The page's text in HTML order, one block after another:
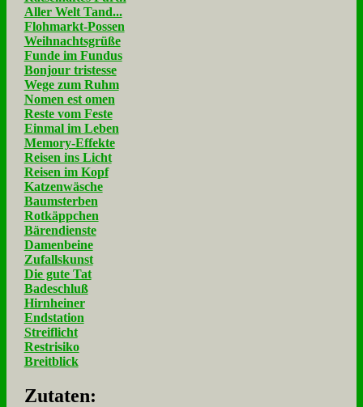
Aller Welt Tand...
Flohmarkt-Possen
Weihnachtsgrüße
Funde im Fundus
Bonjour tristesse
Wege zum Ruhm
Nomen est omen
Reste vom Feste
Einmal im Leben
Memory-Effekte
Reisen ins Licht
Reisen im Kopf
Katzenwäsche
Baumsterben
Rotkäppchen
Bärendienste
Damenbeine
Zufallskunst
Die gute Tat
Badeschluß
Hirnheiner
Endstation
Streiflicht
Restrisiko
Breitblick
Zu­ta­ten: